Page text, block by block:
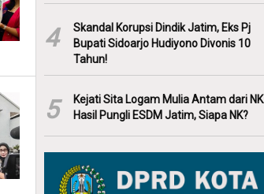
4
Skandal Korupsi Dindik Jatim, Eks Pj
Bupati Sidoarjo Hudiyono Divonis 10
Tahun!
5
Kejati Sita Logam Mulia Antam dari NK
Hasil Pungli ESDM Jatim, Siapa NK?